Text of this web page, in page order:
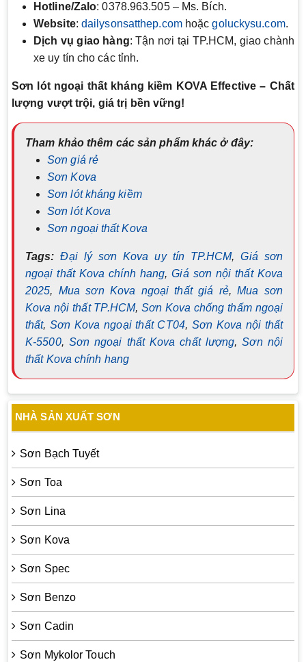
Hotline/Zalo: 0378.963.505 – Ms. Bích.
Website: dailysonsatthep.comhoặcgoluckysu.com.
Dịch vụ giao hàng: Tận nơi tại TP.HCM, giao chành
xe uy tín cho các tỉnh.
Sơn lót ngoại thất kháng kiềm KOVA Effective – Chất
lượng vượt trội, giá trị bền vững!
Tham khảo thêm các sản phẩm khác ở đây:
Sơn giá rẻ
Sơn Kova
Sơn lót kháng kiềm
Sơn lót Kova
Sơn ngoại thất Kova
Tags: Đại lý sơn Kova uy tín TP.HCM,Giá sơn
ngoại thất Kova chính hang,Giá sơn nội thất Kova
2025, Mua sơn Kova ngoại thất giá rẻ,Mua sơn
Kova nội thất TP.HCM, Sơn Kova chống thấm ngoại
thất,Sơn Kova ngoại thất CT04, Sơn Kova nội thất
K-5500, Sơn ngoại thất Kova chất lượng,Sơn nội
thất Kova chính hang
NHÀ SẢN XUẤT SƠN
Sơn Bạch Tuyết
Sơn Toa
Sơn Lina
Sơn Kova
Sơn Spec
Sơn Benzo
Sơn Cadin
Sơn Mykolor Touch